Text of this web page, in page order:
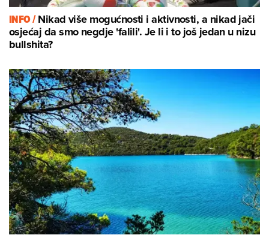
INFO /Nikad više mogućnosti i aktivnosti, a nikad jači
osjećaj da smo negdje 'falili'. Je li i to još jedan u nizu
bullshita?